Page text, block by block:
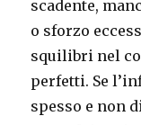
scadente,
o sforzo
squilibri nel
perfetti. Se
spesso e non